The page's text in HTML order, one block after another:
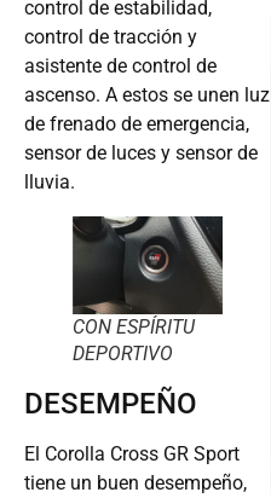
control de estabilidad,
control de tracción y
asistente de control de
ascenso. A estos se unen luz
de frenado de emergencia,
sensor de luces y sensor de
lluvia.
CON ESPÍRITU
DEPORTIVO
DESEMPEÑO
El Corolla Cross GR Sport
tiene un buen desempeño,